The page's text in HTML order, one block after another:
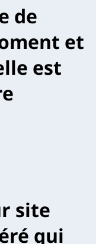
de
et
est
site
qui